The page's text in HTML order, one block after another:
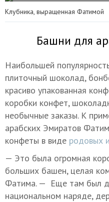
Клубника, выращенная Фатимой
Башни для
Наибольшей
плиточный шоколад,
красиво упакованная
коробки конфет,
необычные заказы. К
арабских Эмиратов
конфеты в виде родовых
— Это была огромная
больших башен, целая
Фатима. — Еще там был
национальном наряде,